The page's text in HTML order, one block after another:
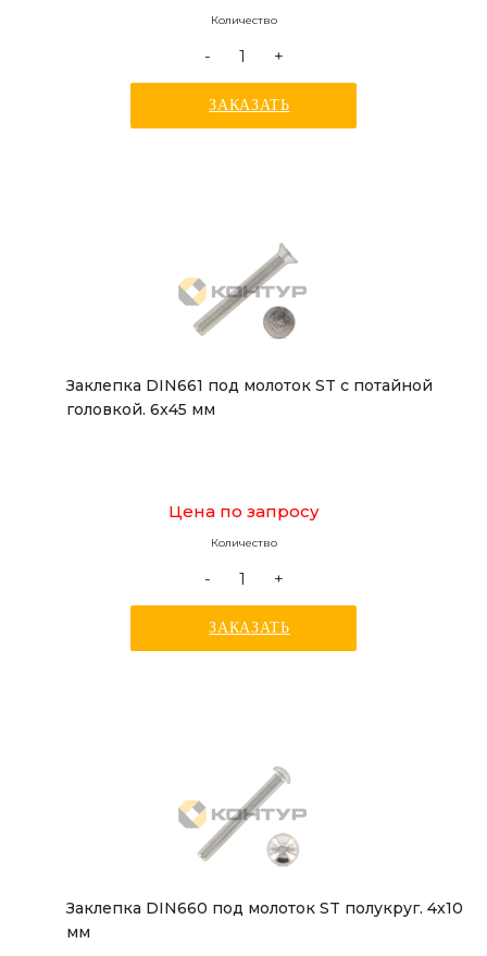
Количество
- +
ЗАКАЗАТЬ
Заклепка DIN661 под молоток ST с потайной
головкой. 6x45 мм
Цена по запросу
Количество
- +
ЗАКАЗАТЬ
Заклепка DIN660 под молоток ST полукруг. 4x10
мм